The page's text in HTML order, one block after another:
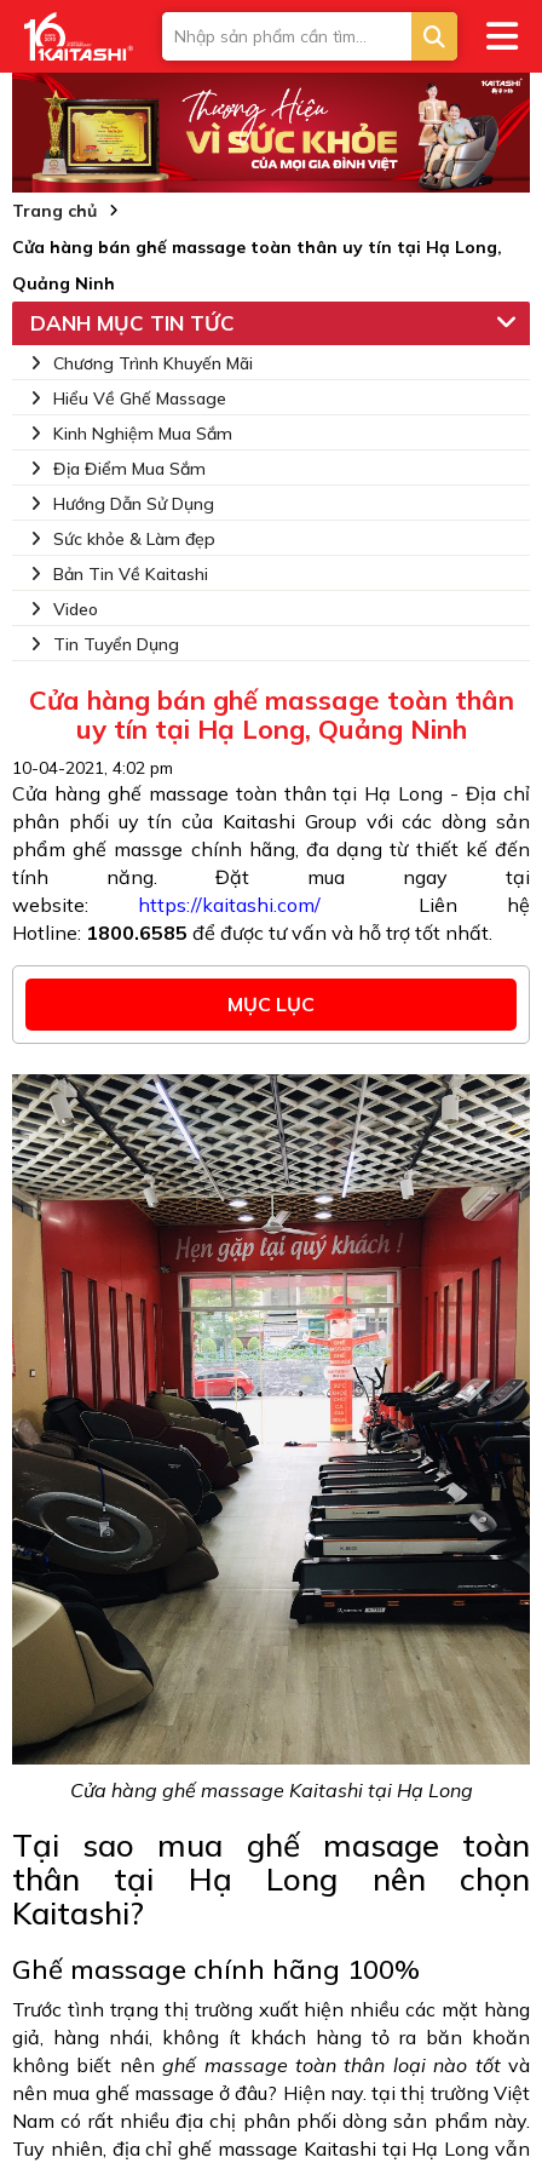
Trang chủ
Cửa hàng bán ghế massage toàn thân uy tín tại Hạ Long,
Quảng Ninh
DANH MỤC TIN TỨC
Chương Trình Khuyến Mãi
Hiểu Về Ghế Massage
Kinh Nghiệm Mua Sắm
Địa Điểm Mua Sắm
Hướng Dẫn Sử Dụng
Sức khỏe & Làm đẹp
Bản Tin Về Kaitashi
Video
Tin Tuyển Dụng
Cửa hàng bán ghế massage toàn thân
uy tín tại Hạ Long, Quảng Ninh
10-04-2021, 4:02 pm
Cửa hàng ghế massage toàn thân tại Hạ Long - Địa chỉ
phân phối uy tín của Kaitashi Group với các dòng sản
phẩm ghế massge chính hãng, đa dạng từ thiết kế đến
tính năng. Đặt mua ngay tại
website: https://kaitashi.com/Liên hệ
Hotline: 1800.6585 để được tư vấn và hỗ trợ tốt nhất.
MỤC LỤC
Cửa hàng ghế massage Kaitashi tại Hạ Long
Tại sao mua ghế masage toàn
thân tại Hạ Long nên chọn
Kaitashi?
Ghế massage chính hãng 100%
Trước tình trạng thị trường xuất hiện nhiều các mặt hàng
giả, hàng nhái, không ít khách hàng tỏ ra băn khoăn
không biết nên ghế massage toàn thân loại nào tốtvà
nên mua ghế massage ở đâu? Hiện nay. tại thị trường Việt
Nam có rất nhiều địa chị phân phối dòng sản phẩm này.
Tuy nhiên, địa chỉ ghế massage Kaitashi tại Hạ Long vẫn